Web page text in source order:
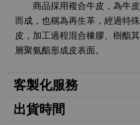
商品採用複合牛皮，為牛皮
而成，也稱為再生革，經過特
皮，加工過程混合橡膠、樹酯
層聚氨酯形成皮表面。
客製化服務
出貨時間